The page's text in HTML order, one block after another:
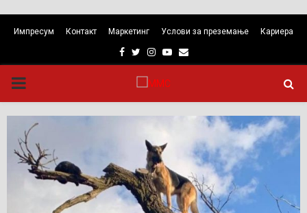
Импресум Контакт Маркетинг Услови за преземање Кариера
Facebook
TwitterInstagram
Youtube
Email
PRIMARY
MENU